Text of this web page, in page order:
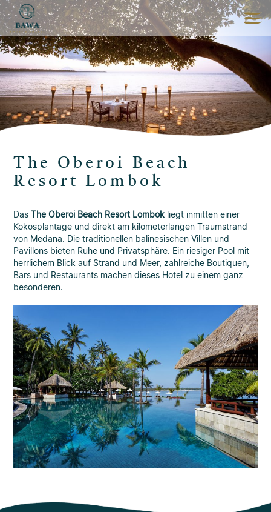
The Oberoi Beach
Resort Lombok
DasThe Oberoi Beach Resort Lombok liegt inmitten einer
Kokosplantage und direkt am kilometerlangen Traumstrand
von Medana. Die traditionellen balinesischen Villen und
Pavillons bieten Ruhe und Privatsphäre. Ein riesiger Pool mit
herrlichem Blick auf Strand und Meer, zahlreiche Boutiquen,
Bars und Restaurants machen dieses Hotel zu einem ganz
besonderen.